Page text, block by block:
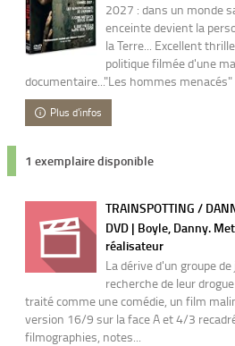
2027 : dans un monde
enceinte devient la
la Terre... Excellent
politique filmée d'une
documentaire..."Les hommes menacés"
Plus d'infos
1 exemplaire disponible
TRAINSPOTTING /
DVD | Boyle, Danny.
réalisateur
La dérive d'un groupe
recherche de leur
traité comme une comédie, un film
version 16/9 sur la face A et 4/3
filmographies, notes...